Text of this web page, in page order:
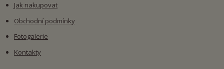
Jak nakupovat
Obchodní podmínky
Fotogalerie
Kontakty